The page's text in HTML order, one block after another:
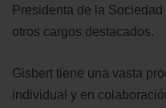
Presidenta de la
otros cargos destacados.
Gisbert tiene una vasta
individual y en